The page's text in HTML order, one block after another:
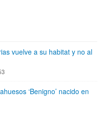
vuelve a su habitat y no al
‘Benigno’ nacido en